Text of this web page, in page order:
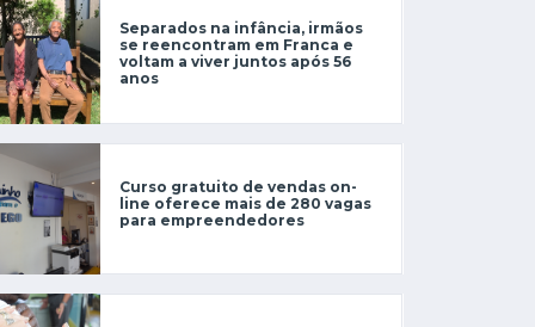
Separados na infância, irmãos
se reencontram em Franca e
voltam a viver juntos após 56
anos
Curso gratuito de vendas on-
line oferece mais de 280 vagas
para empreendedores